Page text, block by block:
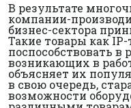
В результате
компании-
бизнес-сектора
Такие товары как
поспособствовать
возникающих в
объясняет их
в свою очередь,
возможности